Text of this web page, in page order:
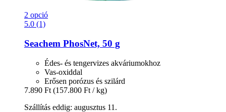
2 opció
5.0 (1)
Seachem PhosNet, 50 g
Édes- és tengervizes akváriumokhoz
Vas-oxiddal
Erősen porózus és szilárd
7.890 Ft (157.800 Ft / kg)
Szállítás eddig: augusztus 11.